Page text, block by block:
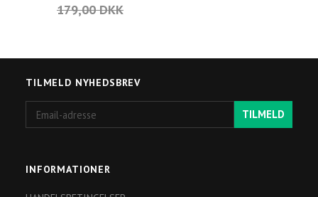
179,00 DKK
TILMELD NYHEDSBREV
adresse
TILMELD
INFORMATIONER